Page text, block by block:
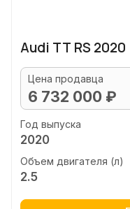
Audi TT RS 2020
Цена продавца
6 732 000 ₽
Год выпуска
2020
Объем двигателя (л)
2.5